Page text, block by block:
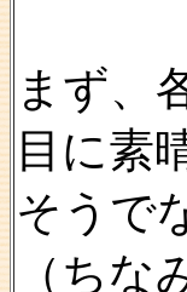
まず、
目に素
そうで
（ち